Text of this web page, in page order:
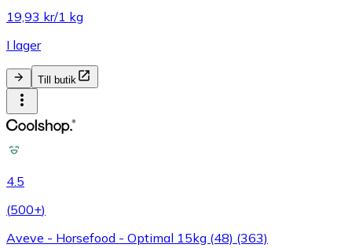
19,93 kr/1 kg
I lager
Till butik
4.5
(500+)
Aveve - Horsefood - Optimal 15kg (48) (363)